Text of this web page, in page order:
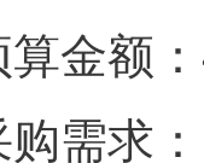
算金额
需求：